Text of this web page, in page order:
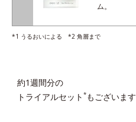
ム。
*1 うるおいによる *2 角層まで
約1週間分の
トライアルセット*もございます